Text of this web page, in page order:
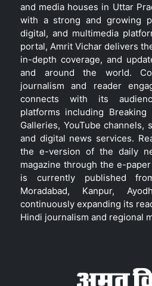
and media houses in Uttar
with a strong and growing
digital, and multimedia
portal, Amrit Vichar delivers
in-depth coverage, and
and around the world.
journalism and reader
connects with its
platforms including Breaking
Galleries, YouTube channels,
and digital news services.
the e-version of the daily
magazine through the e-
is currently published
Moradabad, Kanpur,
continuously expanding its
Hindi journalism and regional